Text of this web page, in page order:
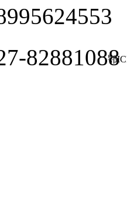
82881088
鄂